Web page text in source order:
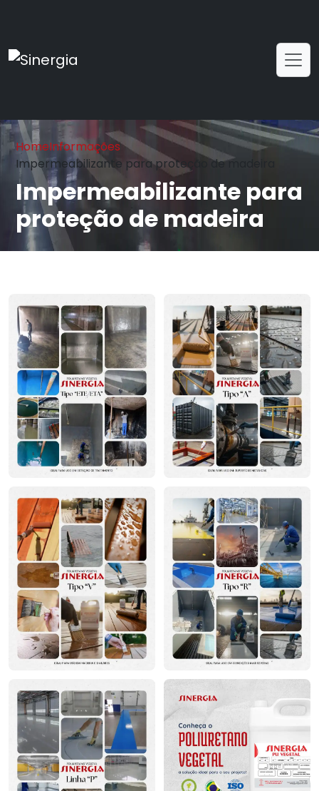
HomeInformações
Impermeabilizante para proteção de madeira
Impermeabilizante para
proteção de madeira